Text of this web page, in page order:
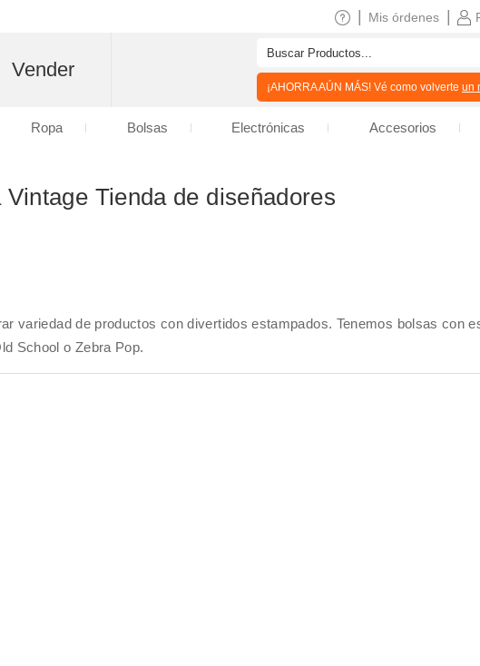
Mis órdenes
Vender
¡AHORRA AÚN MÁS! Vé como volverte un
Ropa Bolsas Electrónicas Accesorios
Vintage Tienda de diseñadores
variedad de productos con divertidos estampados. Tenemos bolsas con
School o Zebra Pop.